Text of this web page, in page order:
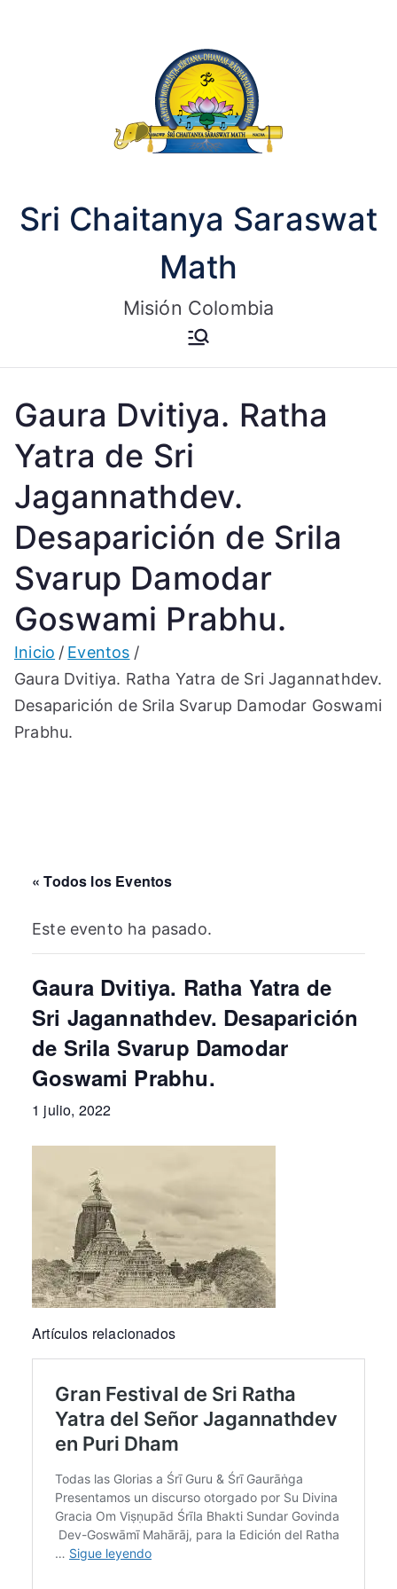
Sri Chaitanya Saraswat
Math
Misión Colombia
Gaura Dvitiya. Ratha
Yatra de Sri
Jagannathdev.
Desaparición de Srila
Svarup Damodar
Goswami Prabhu.
Inicio
Eventos
Gaura Dvitiya. Ratha Yatra de Sri Jagannathdev.
Desaparición de Srila Svarup Damodar Goswami
Prabhu.
« Todos los Eventos
Este evento ha pasado.
Gaura Dvitiya. Ratha Yatra de
Sri Jagannathdev. Desaparición
de Srila Svarup Damodar
Goswami Prabhu.
1 julio, 2022
Artículos relacionados